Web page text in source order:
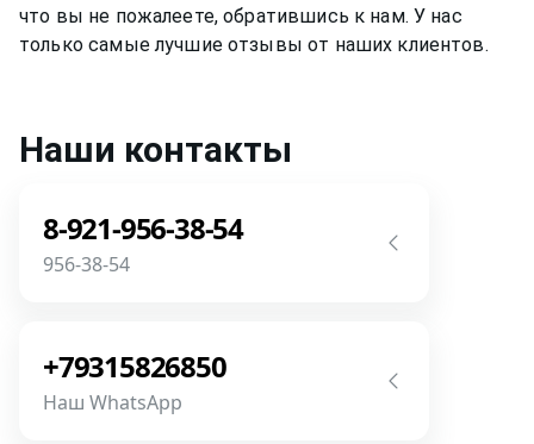
что вы не пожалеете, обратившись к нам. У нас
только самые лучшие отзывы от наших клиентов.
Наши контакты
8-921-956-38-54
956-38-54
роботов и автоответчиков!
+79315826850
Наш WhatsApp